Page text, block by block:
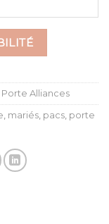
Porte Alliances
mariés, pacs, porte